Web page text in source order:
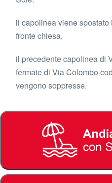
il capolinea viene
fronte chiesa,
il precedente capolinea di
fermate di Via Colombo
vengono soppresse.